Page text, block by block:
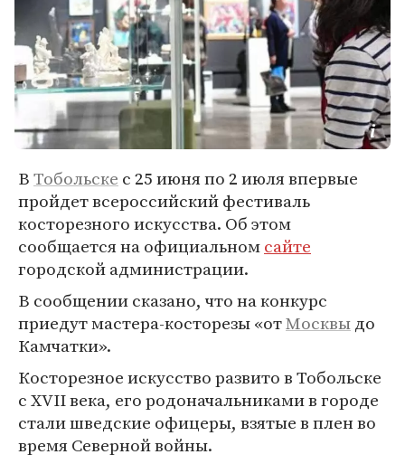
ВТобольске с 25 июня по 2 июля впервые
пройдет всероссийский фестиваль
косторезного искусства. Об этом
сообщается на официальномсайте
городской администрации.
В сообщении сказано, что на конкурс
приедут мастера-косторезы «отМосквыдо
Камчатки».
Косторезное искусство развито в Тобольске
с XVII века, его родоначальниками в городе
стали шведские офицеры, взятые в плен во
время Северной войны.